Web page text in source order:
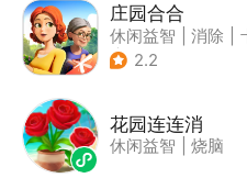
庄园合合
休闲益智 消除
| 腾讯
2.2
花园连连消
休闲益智 烧脑